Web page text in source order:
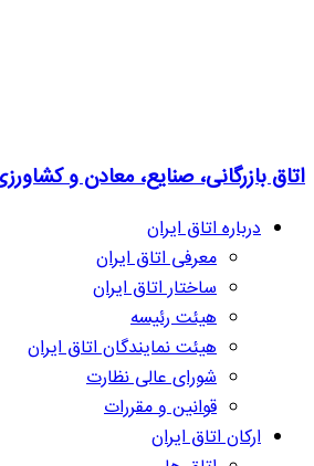
اتاق بازرگانی، صنایع، معادن و
درباره اتاق ایران
معرفی اتاق ایران
ساختار اتاق ایران
هیئت رئیسه
هیئت نمایندگان اتاق ایران
شورای عالی نظارت
قوانین و مقررات
ارکان اتاق ایران